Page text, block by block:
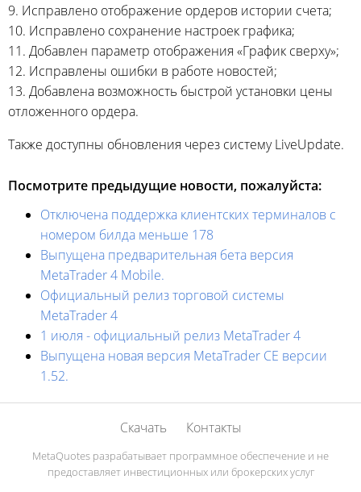
9. Исправлено отображение ордеров истории счета;
10. Исправлено сохранение настроек графика;
11. Добавлен параметр отображения «График сверху»;
12. Исправлены ошибки в работе новостей;
13. Добавлена возможность быстрой установки цены
отложенного ордера.
Также доступны обновления через систему LiveUpdate.
Посмотрите предыдущие новости, пожалуйста:
Отключена поддержка клиентских терминалов с
номером билда меньше 178
Выпущена предварительная бета версия
MetaTrader 4 Mobile.
Официальный релиз торговой системы
MetaTrader 4
1 июля - официальный релиз MetaTrader 4
Выпущена новая версия MetaTrader CE версии
1.52.
Скачать Контакты
MetaQuotes разрабатывает программное обеспечение и не
предоставляет инвестиционных или брокерских услуг